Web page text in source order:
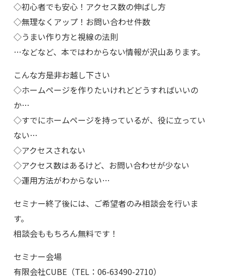
◇初心者でも安心！アクセス数の伸ばし方
◇無理なくアップ！お問い合わせ件数
◇うまい作り方と視線の法則
…などなど、本ではわからない情報が沢山あります。
こんな方是非お越し下さい
◇ホームページを作りたいけれどどうすればいいの
か…
◇すでにホームページを持っているが、役に立ってい
ない…
◇アクセスされない
◇アクセス数はあるけど、お問い合わせが少ない
◇運用方法がわからない…
セミナー終了後には、ご希望者のみ相談会を行いま
す。
相談会ももちろん無料です！
セミナー会場
有限会社CUBE（TEL：06-63490-2710）